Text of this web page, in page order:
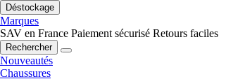
Déstockage
Marques
SAV en France Paiement sécurisé Retours faciles
Rechercher
Nouveautés
Chaussures